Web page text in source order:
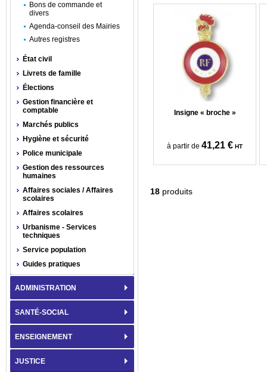
Insigne « broche »
à partir de 41,21 € HT
18 produits
Bons de commande et
divers
Agenda-conseil des Mairies
Autres registres
État civil
Livrets de famille
Élections
Gestion financière et
comptable
Marchés publics
Hygiène et sécurité
Police municipale
Gestion des ressources
humaines
Affaires sociales / Affaires
scolaires
Affaires scolaires
Urbanisme - Services
techniques
Service population
Guides pratiques
ADMINISTRATION
SANTÉ-SOCIAL
ENSEIGNEMENT
JUSTICE